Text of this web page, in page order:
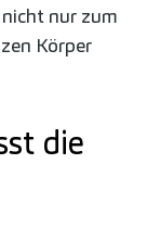
nur zum
Körper
die